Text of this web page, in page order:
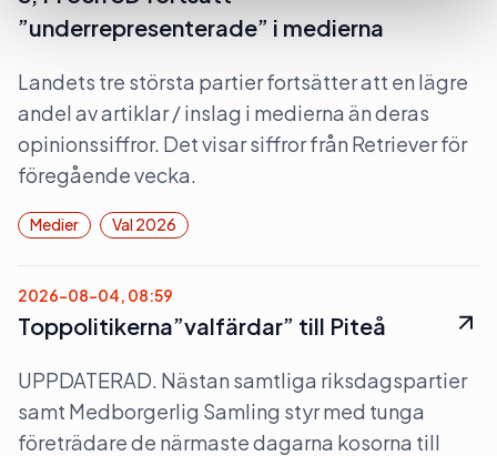
”underrepresenterade” i medierna
Landets tre största partier fortsätter att en lägre
andel av artiklar / inslag i medierna än deras
opinionssiffror. Det visar siffror från Retriever för
föregående vecka.
Medier Val 2026
2026-08-04, 08:59
Toppolitikerna”valfärdar” till Piteå
UPPDATERAD. Nästan samtliga riksdagspartier
samt Medborgerlig Samling styr med tunga
företrädare de närmaste dagarna kosorna till